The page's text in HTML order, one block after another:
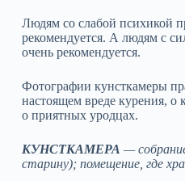
Людям со слабой психикой
рекомендуется. А людям с
очень рекомендуется.
Фотографии кунсткамеры
настоящем вреде курения, о
о приятных уродцах.
КУНСТКАМЕРА —
старину); помещение, где